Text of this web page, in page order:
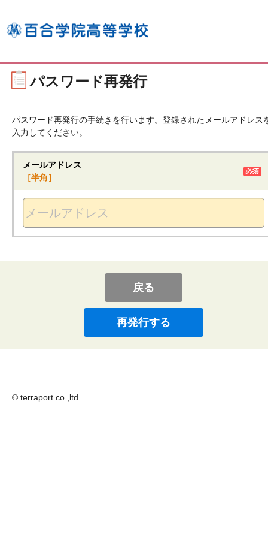
パスワード再発行
パスワード再発行の手続きを行います。登録されたメールアドレス
入力してください。
メールアドレス
［半角］
戻る
© terraport.co.,ltd